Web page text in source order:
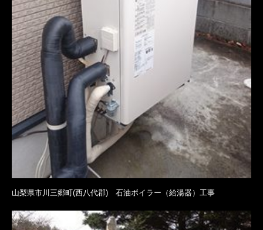
山梨県市川三郷町(西八代郡) 石油ボイラー（給湯器）工事